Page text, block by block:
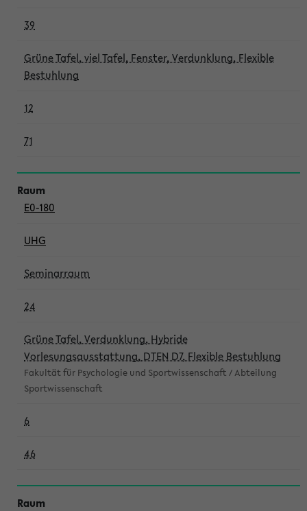
39
Grüne Tafel, viel Tafel, Fenster, Verdunklung, Flexible
Bestuhlung
12
71
E0-180
UHG
Seminarraum
24
Grüne Tafel, Verdunklung, Hybride
Vorlesungsausstattung, DTEN D7, Flexible Bestuhlung
Fakultät für Psychologie und Sportwissenschaft / Abteilung
Sportwissenschaft
6
46